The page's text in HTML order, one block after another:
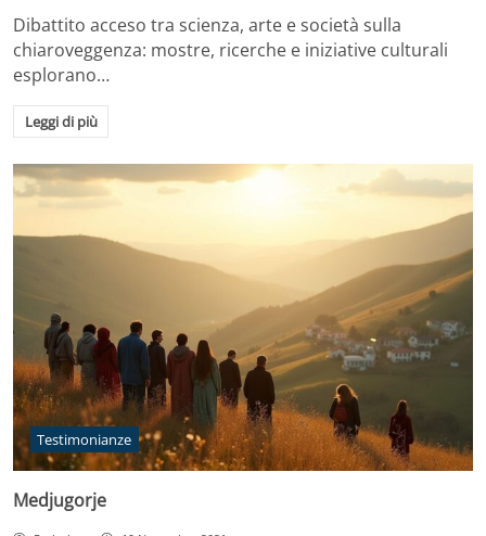
Dibattito acceso tra scienza, arte e società sulla
chiaroveggenza: mostre, ricerche e iniziative culturali
esplorano…
Leggi di più
Testimonianze
Medjugorje